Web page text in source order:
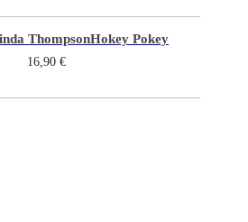
ThompsonHokey Pokey
16,90 €